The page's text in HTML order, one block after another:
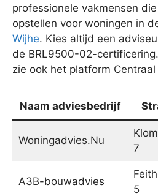
professionele vakmensen
opstellen voor woningen in
Wijhe. Kies altijd een
de BRL9500-02-
zie ook het platform
Naam adviesbedrijf
Woningadvies.Nu
7
A3B-bouwadvies
5